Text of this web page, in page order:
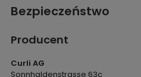
Bezpieczeństwo
Producent
Curli AG
Sonnhaldenstrasse 63c